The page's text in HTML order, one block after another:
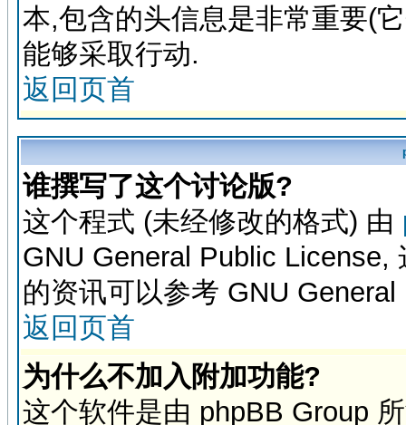
本,包含的头信息是非常重要(
能够采取行动.
返回页首
谁撰写了这个讨论版?
这个程式 (未经修改的格式) 由
GNU General Public License,
的资讯可以参考 GNU
返回页首
为什么不加入附加功能?
这个软件是由 phpBB Group